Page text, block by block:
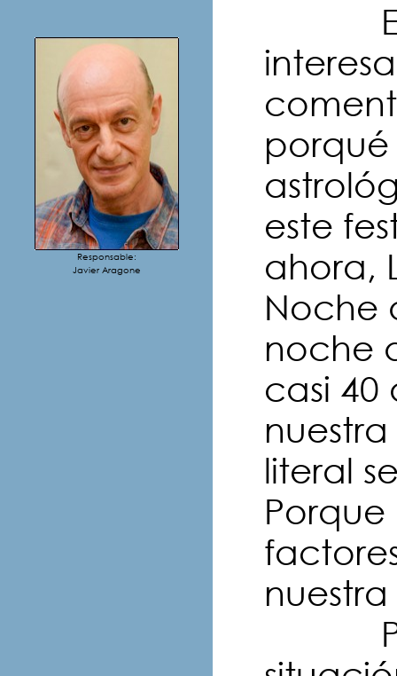
Responsable:
Javier Aragone
porqué
este
ahora,
Noche
noche
casi 40
literal